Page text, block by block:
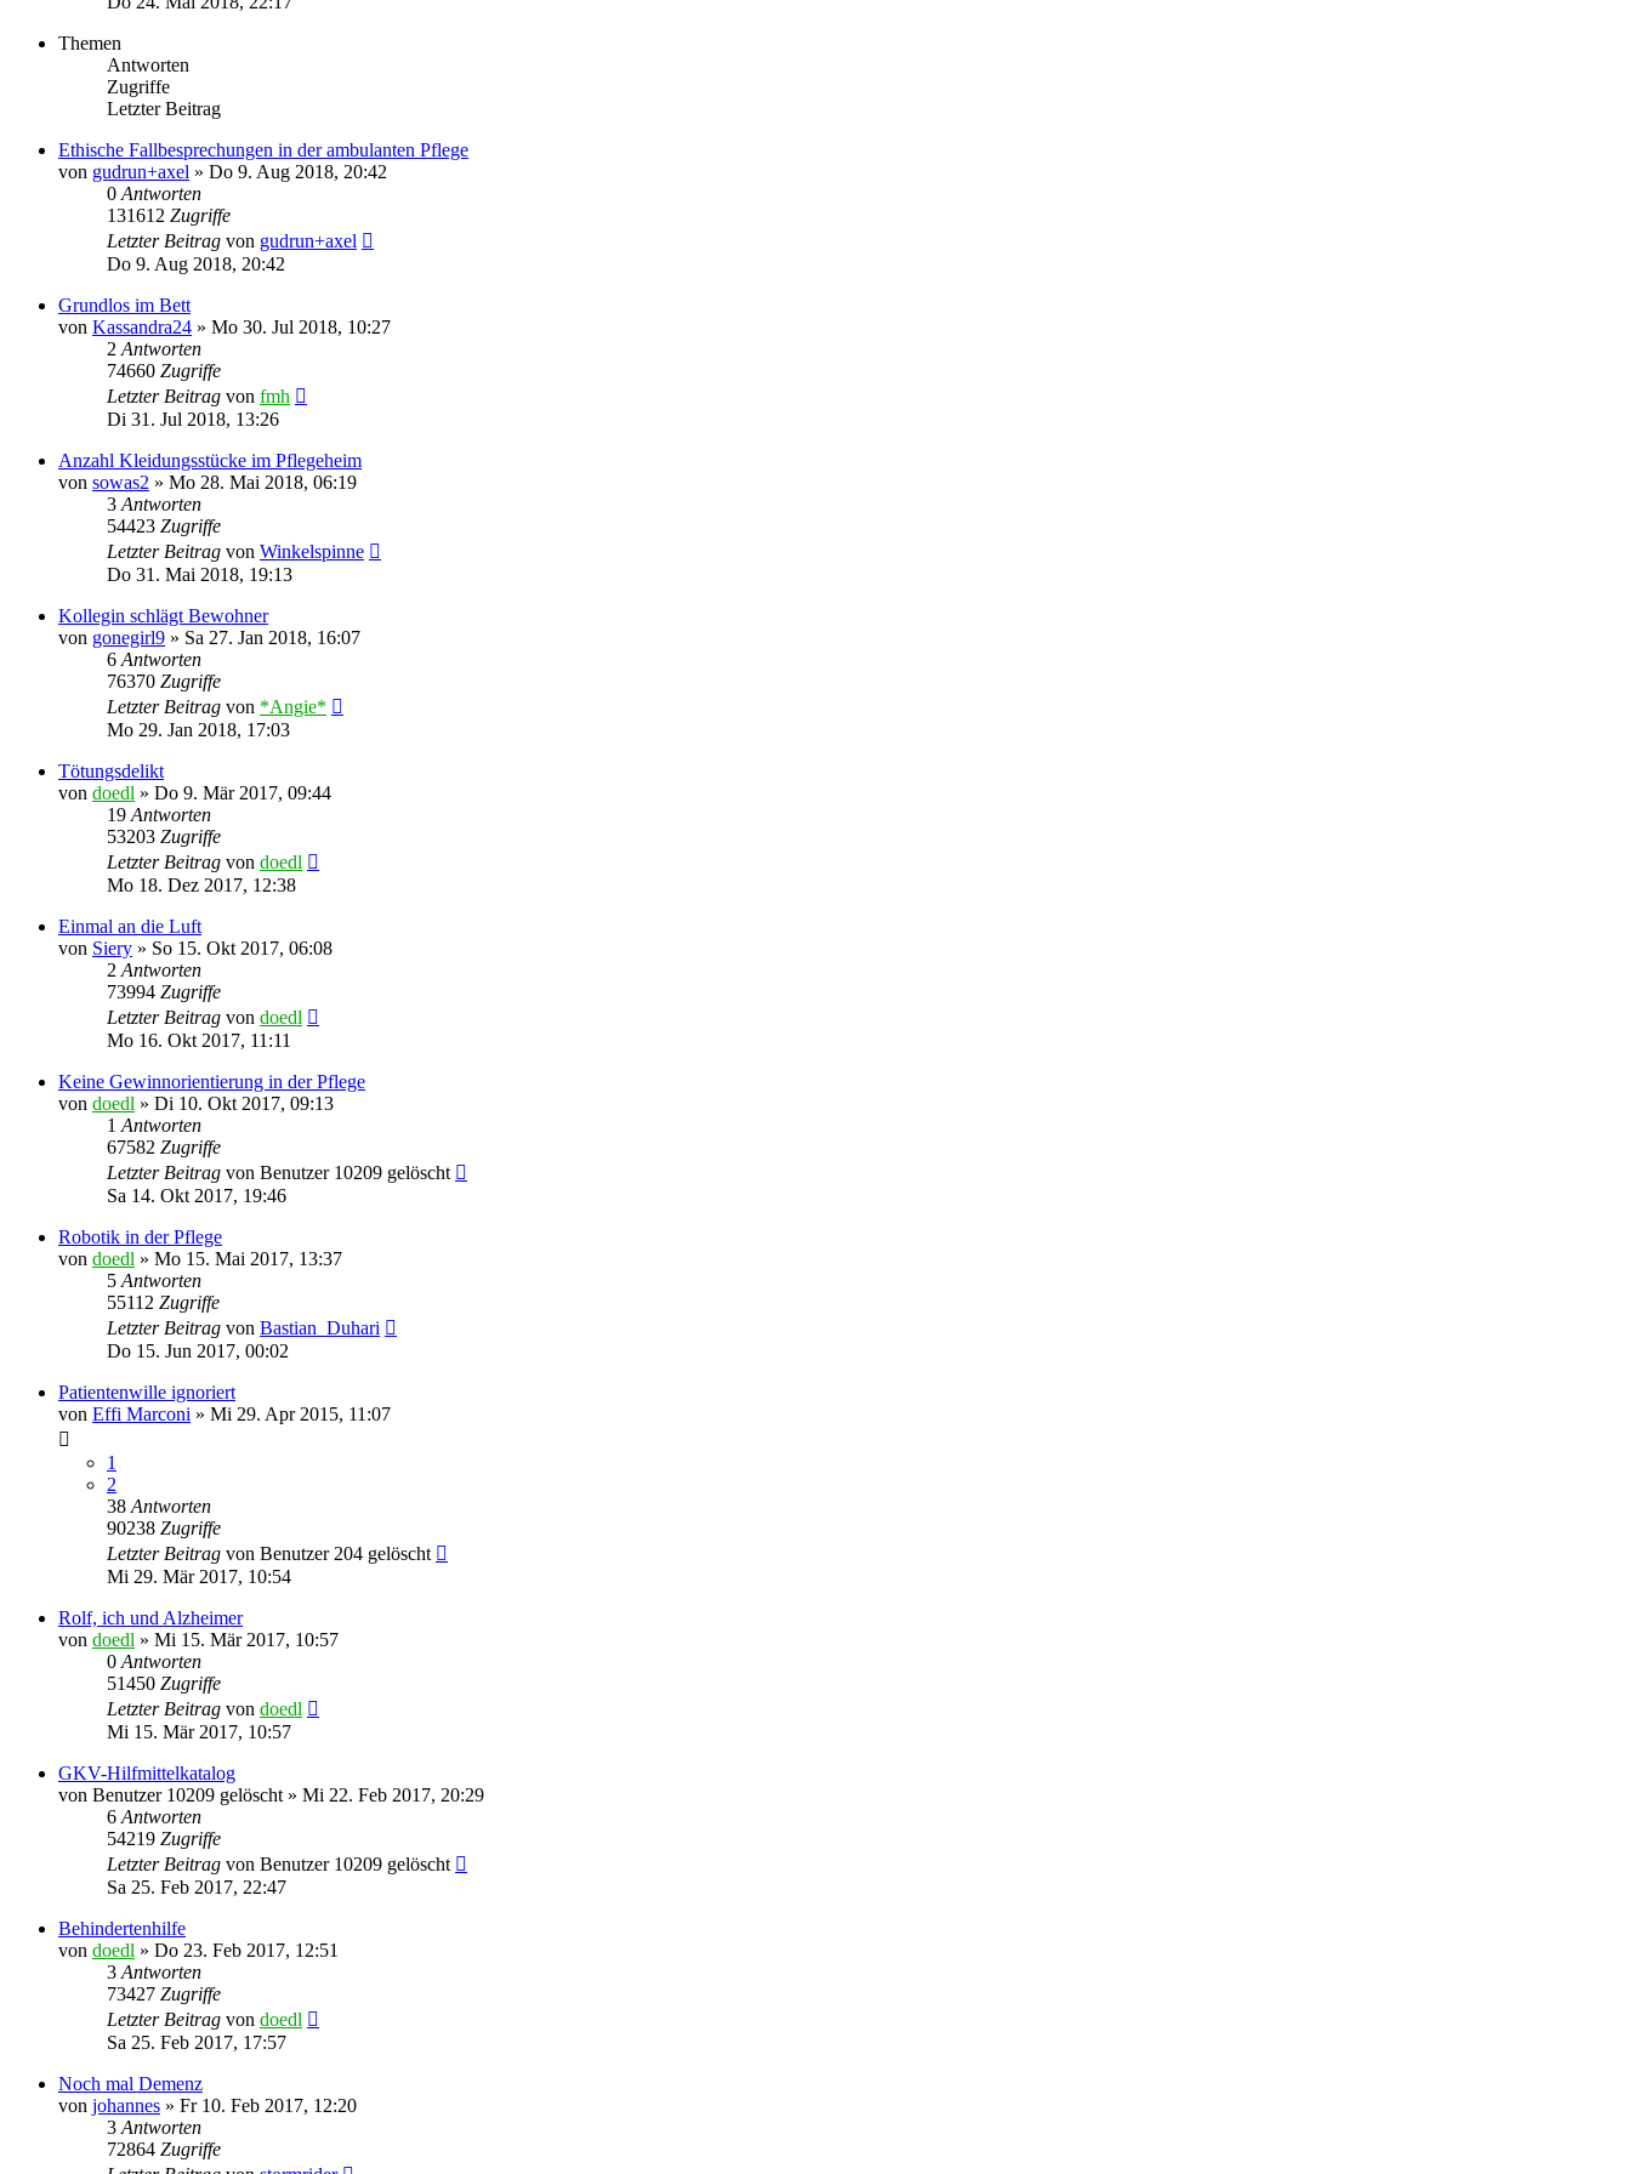
Themen
Antworten
Zugriffe
Letzter Beitrag
Ethische Fallbesprechungen in der ambulanten Pflege
von gudrun+axel » Do 9. Aug 2018, 20:42
0 Antworten
131612 Zugriffe
Letzter Beitrag von gudrun+axel
Do 9. Aug 2018, 20:42
Grundlos im Bett
von Kassandra24 » Mo 30. Jul 2018, 10:27
2 Antworten
74660 Zugriffe
Letzter Beitrag von fmh
Di 31. Jul 2018, 13:26
Anzahl Kleidungsstücke im Pflegeheim
von sowas2 » Mo 28. Mai 2018, 06:19
3 Antworten
54423 Zugriffe
Letzter Beitrag von Winkelspinne
Do 31. Mai 2018, 19:13
Kollegin schlägt Bewohner
von gonegirl9 » Sa 27. Jan 2018, 16:07
6 Antworten
76370 Zugriffe
Letzter Beitrag von *Angie*
Mo 29. Jan 2018, 17:03
Tötungsdelikt
von doedl » Do 9. Mär 2017, 09:44
19 Antworten
53203 Zugriffe
Letzter Beitrag von doedl
Mo 18. Dez 2017, 12:38
Einmal an die Luft
von Siery » So 15. Okt 2017, 06:08
2 Antworten
73994 Zugriffe
Letzter Beitrag von doedl
Mo 16. Okt 2017, 11:11
Keine Gewinnorientierung in der Pflege
von doedl » Di 10. Okt 2017, 09:13
1 Antworten
67582 Zugriffe
Letzter Beitrag von Benutzer 10209 gelöscht
Sa 14. Okt 2017, 19:46
Robotik in der Pflege
von doedl » Mo 15. Mai 2017, 13:37
5 Antworten
55112 Zugriffe
Letzter Beitrag von Bastian_Duhari
Do 15. Jun 2017, 00:02
Patientenwille ignoriert
von Effi Marconi » Mi 29. Apr 2015, 11:07
1
2
38 Antworten
90238 Zugriffe
Letzter Beitrag von Benutzer 204 gelöscht
Mi 29. Mär 2017, 10:54
Rolf, ich und Alzheimer
von doedl » Mi 15. Mär 2017, 10:57
0 Antworten
51450 Zugriffe
Letzter Beitrag von doedl
Mi 15. Mär 2017, 10:57
GKV-Hilfmittelkatalog
von Benutzer 10209 gelöscht » Mi 22. Feb 2017, 20:29
6 Antworten
54219 Zugriffe
Letzter Beitrag von Benutzer 10209 gelöscht
Sa 25. Feb 2017, 22:47
Behindertenhilfe
von doedl » Do 23. Feb 2017, 12:51
3 Antworten
73427 Zugriffe
Letzter Beitrag von doedl
Sa 25. Feb 2017, 17:57
Noch mal Demenz
von johannes » Fr 10. Feb 2017, 12:20
3 Antworten
72864 Zugriffe